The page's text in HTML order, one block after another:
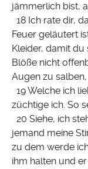
jämmerlich bist,
18 Ich rate dir,
Feuer geläutert
Kleider, damit du
Blöße nicht
Augen zu
19 Welche ich
züchtige ich. So
20 Siehe, ich
jemand meine
zu dem werde
ihm halten und